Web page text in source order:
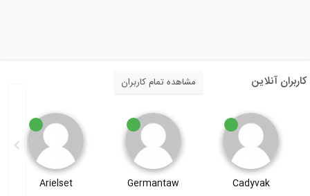
کاربران آنلاین مشاهده تمام کاربران
Cadyvak
Germantaw
Arielset